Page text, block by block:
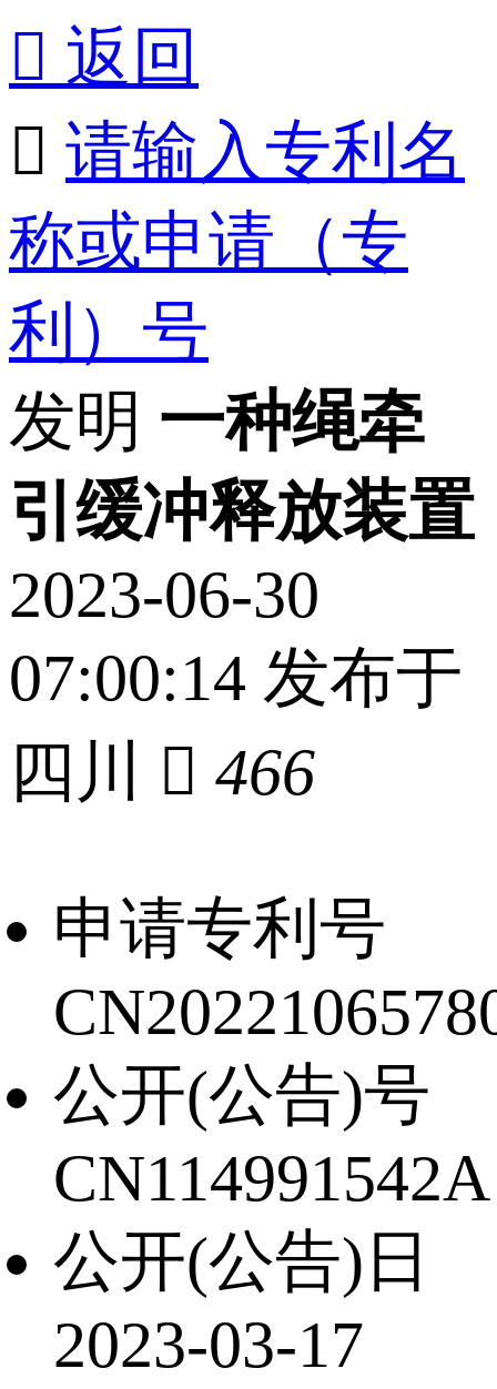
 返回
 请输入专利名
称或申请（专
利）号
发明 一种绳牵
引缓冲释放装置
2023-06-30
07:00:14 发布于
四川
 466
申请专利号
公开(公告)号
CN114991542A
公开(公告)日
2023-03-17